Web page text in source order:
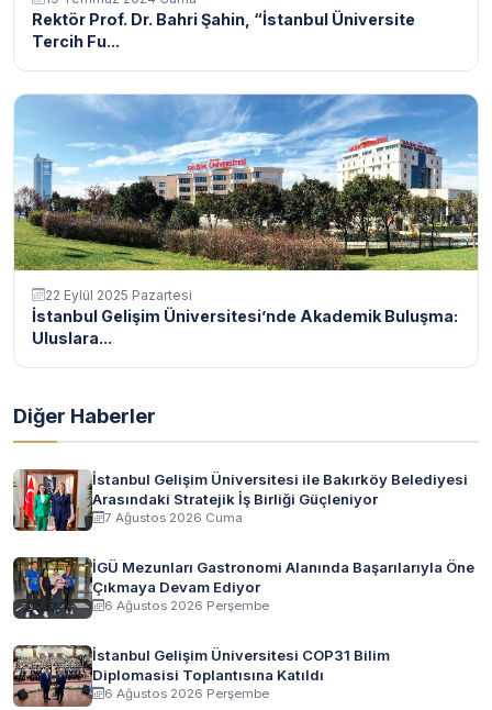
Rektör Prof. Dr. Bahri Şahin, “İstanbul Üniversite
Tercih Fu...
22 Eylül 2025 Pazartesi
İstanbul Gelişim Üniversitesi’nde Akademik Buluşma:
Uluslara...
Diğer Haberler
İstanbul Gelişim Üniversitesi ile Bakırköy Belediyesi
Arasındaki Stratejik İş Birliği Güçleniyor
7 Ağustos 2026 Cuma
İGÜ Mezunları Gastronomi Alanında Başarılarıyla Öne
Çıkmaya Devam Ediyor
6 Ağustos 2026 Perşembe
İstanbul Gelişim Üniversitesi COP31 Bilim
Diplomasisi Toplantısına Katıldı
6 Ağustos 2026 Perşembe